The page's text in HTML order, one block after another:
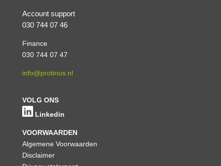
Account support
030 744 07 46
Finance
030 744 07 47
info@protinus.nl
VOLG ONS
Linkedin
VOORWAARDEN
Algemene Voorwaarden
Disclaimer